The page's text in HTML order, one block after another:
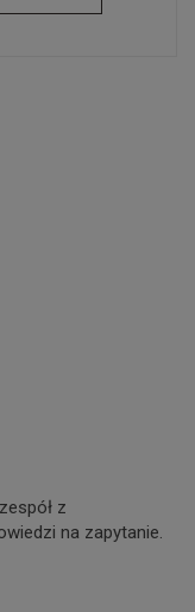
z
na zapytanie.